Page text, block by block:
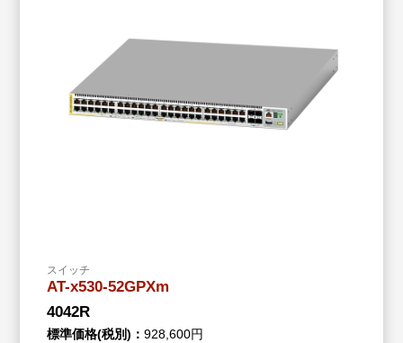
スイッチ
AT-x530-52GPXm
4042R
標準価格(税別)：928,600円